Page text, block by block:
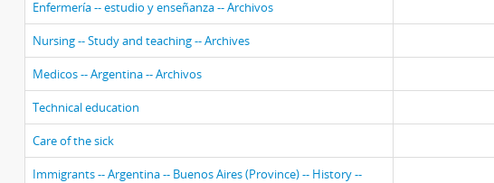
Enfermería -- estudio y enseñanza -- Archivos
Nursing -- Study and teaching -- Archives
Medicos -- Argentina -- Archivos
Technical education
Care of the sick
Immigrants -- Argentina -- Buenos Aires (Province) -- History --